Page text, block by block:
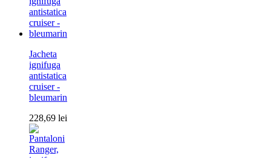
Jacheta
ignifuga
antistatica
cruiser -
bleumarin
228,69 lei